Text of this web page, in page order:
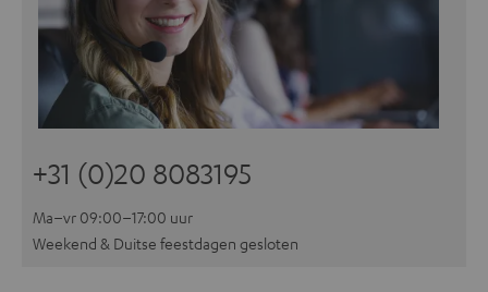
+31 (0)20 8083195
Ma–vr 09:00–17:00 uur
Weekend & Duitse feestdagen gesloten